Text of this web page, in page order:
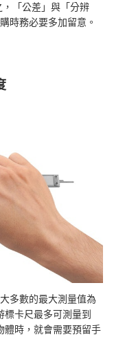
，「公差」與「分辨
時務必要多加留意。
多數的最大測量值為
卡尺最多可測量到
體時，就會需要預留手